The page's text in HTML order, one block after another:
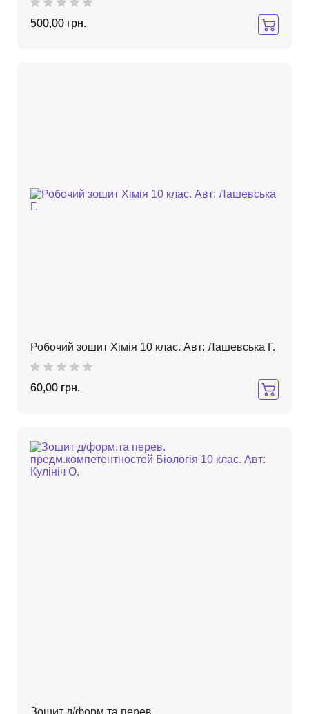
500,00 грн.
Робочий зошит Хімія 10 клас. Авт: Лашевська Г.
60,00 грн.
Зошит д/форм.та перев.